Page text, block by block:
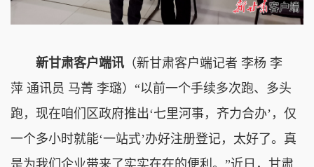
新甘肃客户端讯 （新甘肃客户端记者 李杨 李
萍 通讯员 马菁 李璐）“以前一个手续多次跑、多头
跑，现在咱们区政府推出‘七里河事，齐力合办’，仅
一个多小时就能‘一站式’办好注册登记，太好了。真
是为我们企业带来了实实在在的便利。”近日，甘肃